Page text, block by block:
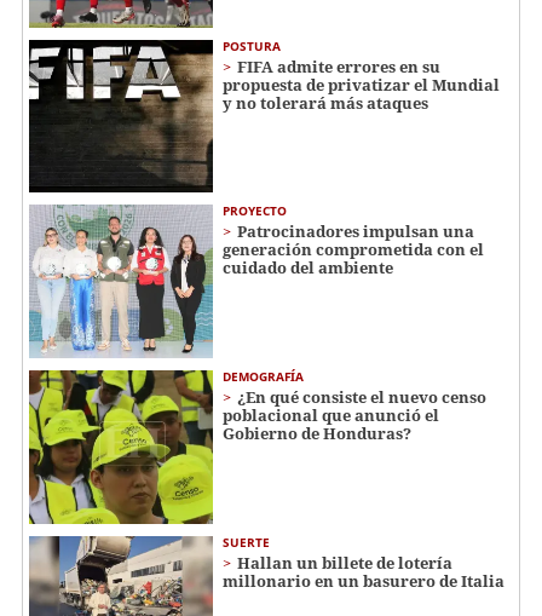
POSTURA
FIFA admite errores en su
propuesta de privatizar el Mundial
y no tolerará más ataques
PROYECTO
Patrocinadores impulsan una
generación comprometida con el
cuidado del ambiente
DEMOGRAFÍA
¿En qué consiste el nuevo censo
poblacional que anunció el
Gobierno de Honduras?
SUERTE
Hallan un billete de lotería
millonario en un basurero de Italia